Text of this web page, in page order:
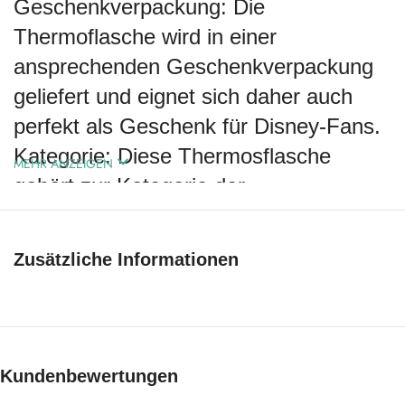
Geschenkverpackung: Die
Thermoflasche wird in einer
ansprechenden Geschenkverpackung
geliefert und eignet sich daher auch
perfekt als Geschenk für Disney-Fans.
Kategorie: Diese Thermosflasche
gehört zur Kategorie der
Thermoflaschen und ist ideal für die
Höhe von 21,5 cm und einen
Durchmesser von 6,5 cm, was sie
MEHR ANZEIGEN
Zusätzliche Informationen
Kundenbewertungen